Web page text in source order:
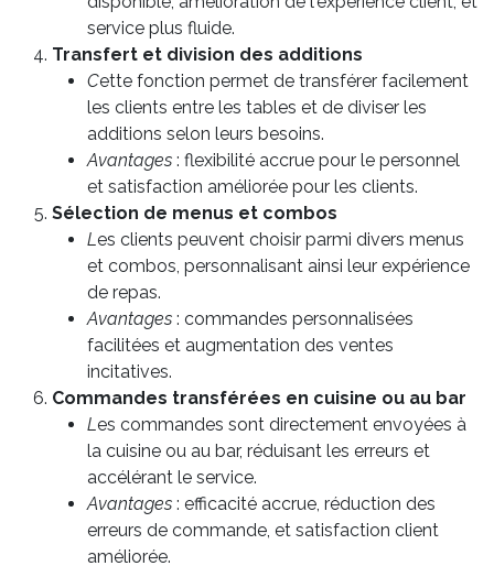
service plus fluide.
Transfert et division des additions
Cette fonction permet de transférer facilement
les clients entre les tables et de diviser les
additions selon leurs besoins.
Avantages : flexibilité accrue pour le personnel
et satisfaction améliorée pour les clients.
Sélection de menus et combos
Les clients peuvent choisir parmi divers menus
et combos, personnalisant ainsi leur expérience
de repas.
Avantages : commandes personnalisées
facilitées et augmentation des ventes
incitatives.
Commandes transférées en cuisine ou au bar
Les commandes sont directement envoyées à
la cuisine ou au bar, réduisant les erreurs et
accélérant le service.
Avantages : efficacité accrue, réduction des
erreurs de commande, et satisfaction client
améliorée.